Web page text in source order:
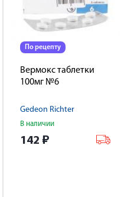
По рецепту
Вермокс таблетки
100мг №6
Gedeon Richter
В наличии
142 ₽